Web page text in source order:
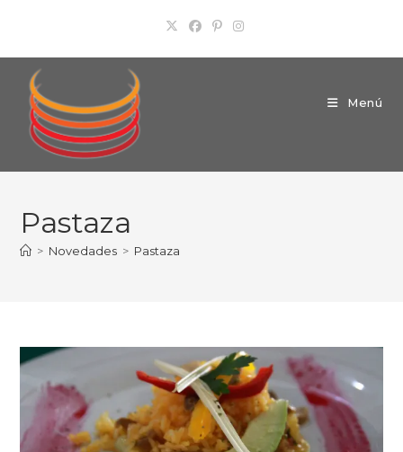
contenido
Menú
Pastaza
> Novedades > Pastaza